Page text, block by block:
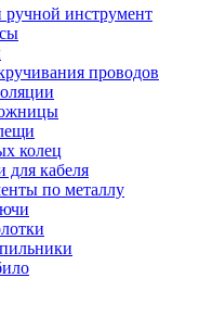
инструмент
проводов
колец
для кабеля
по металлу